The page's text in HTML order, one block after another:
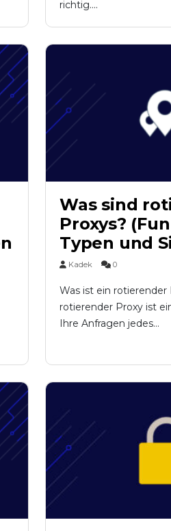
richtig....
Was sind
Proxys?
Typen und
Kadek 0
Was ist ein rotierender
rotierender Proxy ist
Ihre Anfragen jedes...